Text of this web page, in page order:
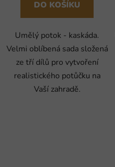
DO KOŠÍKU
Umělý potok - kaskáda.
Velmi oblíbená sada složená
ze tří dílů pro vytvoření
realistického potůčku na
Vaší zahradě.